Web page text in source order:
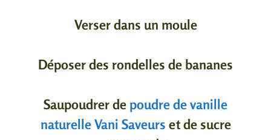
Verser dans un moule
Déposer des rondelles de bananes
Saupoudrer de poudre de vanille
naturelle Vani Saveurs et de sucre